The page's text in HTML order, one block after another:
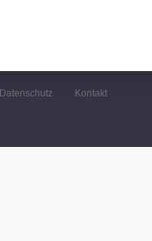
Datenschutz Kontakt